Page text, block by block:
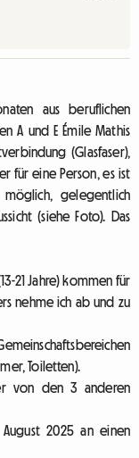
aus beruflichen
A und E Émile Mathis
(Glasfaser),
für eine Person, es ist
gelegentlich
(siehe Foto). Das
21 Jahre) kommen für
nehme ich ab und zu
Toiletten).
von den 3 anderen
2025 an einen